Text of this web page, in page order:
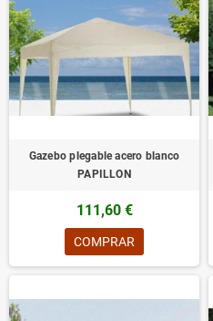
Gazebo plegable acero blanco
PAPILLON
111,60 €
COMPRAR